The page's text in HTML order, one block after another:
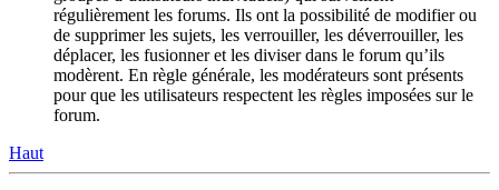
régulièrement les forums. Ils ont la possibilité de modifier ou
de supprimer les sujets, les verrouiller, les déverrouiller, les
déplacer, les fusionner et les diviser dans le forum qu’ils
modèrent. En règle générale, les modérateurs sont présents
pour que les utilisateurs respectent les règles imposées sur le
forum.
Haut